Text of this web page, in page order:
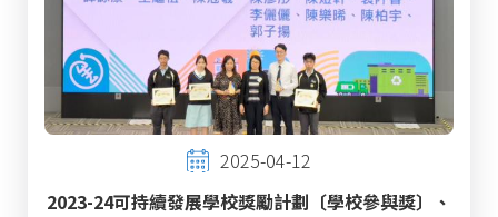
2025-04-12
2023-24可持續發展學校獎勵計劃〔學校參與獎〕、